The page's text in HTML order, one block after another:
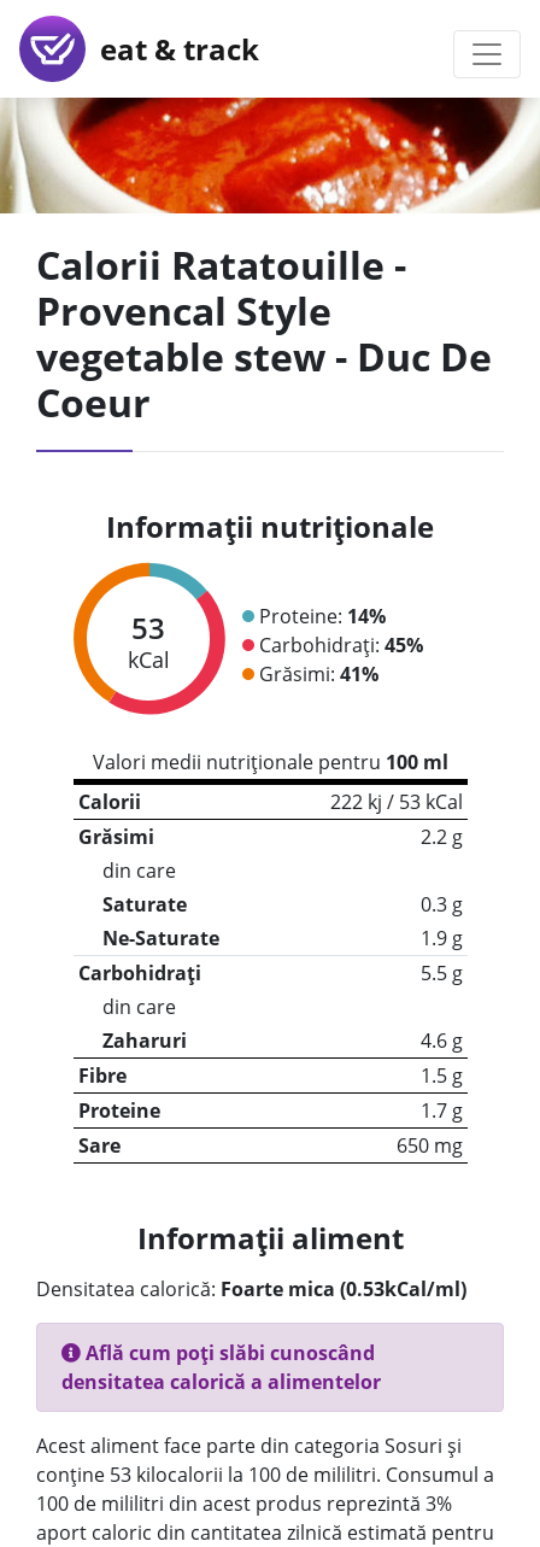
eat & track
Calorii Ratatouille -
Provencal Style
vegetable stew - Duc De
Coeur
Informații nutriționale
53
kCal
Proteine: 14%
Carbohidrați: 45%
Grăsimi: 41%
Valori medii nutriționale pentru 100 ml
Calorii
222 kj / 53 kCal
Grăsimi
2.2 g
din care
Saturate
0.3 g
Ne-Saturate
1.9 g
Carbohidrați
5.5 g
din care
Zaharuri
4.6 g
Fibre
1.5 g
Proteine
1.7 g
Sare
650 mg
Informații aliment
Densitatea calorică: Foarte mica (0.53kCal/ml)
Află cum poți slăbi cunoscând
densitatea calorică a alimentelor
Acest aliment face parte din categoria Sosuri și
conține 53 kilocalorii la 100 de mililitri. Consumul a
100 de mililitri din acest produs reprezintă 3%
aport caloric din cantitatea zilnică estimată pentru